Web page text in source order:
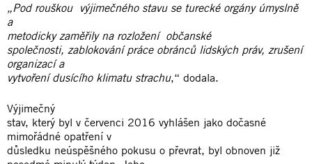
„Pod rouškou výjimečného stavu se turecké orgány úmyslně
a
metodicky zaměřily na rozložení občanské
společnosti, zablokování práce obránců lidských práv, zrušení
organizací a
vytvoření dusícího klimatu strachu,“ dodala.
Výjimečný
stav, který byl v červenci 2016 vyhlášen jako dočasné
mimořádné opatření v
důsledku neúspěšného pokusu o převrat, byl obnoven již